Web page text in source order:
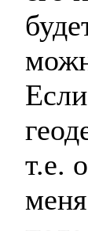
т.е.